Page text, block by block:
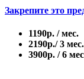
Закрепите это
1190р. / мес.
2190р./ 3 мес.
3900р. / 6